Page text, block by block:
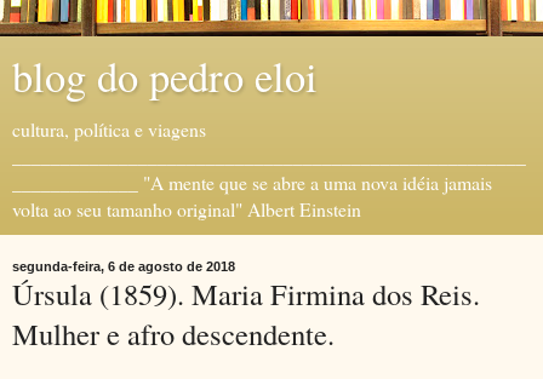
blog do pedro eloi
cultura, política e viagens
_____________ "A mente que se abre a uma nova idéia jamais
volta ao seu tamanho original" Albert Einstein
segunda-feira, 6 de agosto de 2018
Úrsula (1859). Maria Firmina dos Reis.
Mulher e afro descendente.